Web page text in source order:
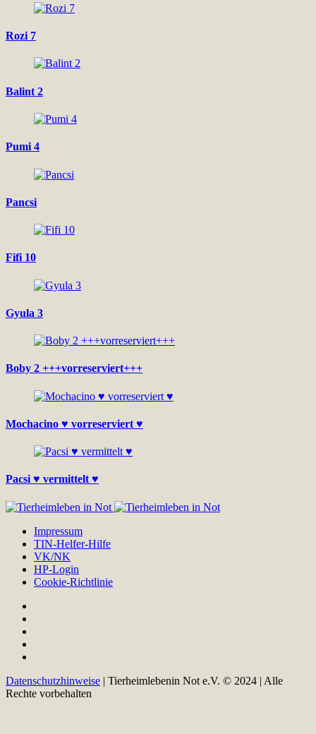
Rozi 7
Balint 2
Pumi 4
Pancsi
Fifi 10
Gyula 3
Boby 2 +++vorreserviert+++
Mochacino ♥ vorreserviert ♥
Pacsi ♥ vermittelt ♥
Impressum
TIN-Helfer-Hilfe
VK/NK
HP-Login
Cookie-Richtlinie
Datenschutzhinweise | Tierheimlebenin Not e.V. © 2024 | Alle
Rechte vorbehalten